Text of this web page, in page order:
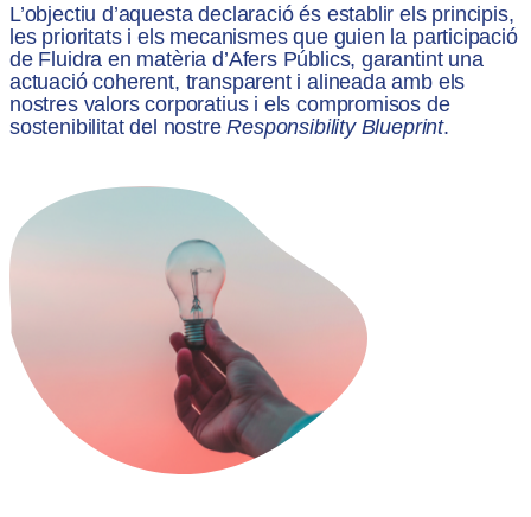
L’objectiu d’aquesta declaració és establir els principis,
les prioritats i els mecanismes que guien la participació
de Fluidra en matèria d’Afers Públics, garantint una
actuació coherent, transparent i alineada amb els
nostres valors corporatius i els compromisos de
sostenibilitat del nostreResponsibility Blueprint.